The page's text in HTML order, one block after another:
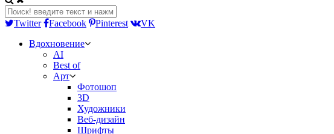
Twitter Facebook Pinterest
VK
Вдохновение
AI
Best of
Арт
Фотошоп
3D
Художники
Веб-дизайн
Шрифты